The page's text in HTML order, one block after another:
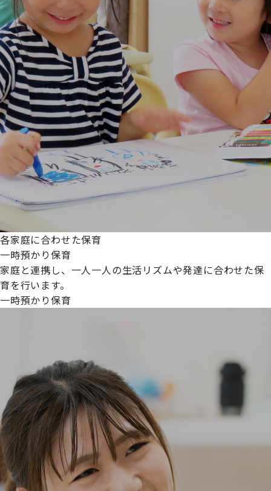
各家庭に合わせた保育
一時預かり保育
家庭と連携し、一人一人の生活リズムや発達に合わせた保
育を行います。
一時預かり保育